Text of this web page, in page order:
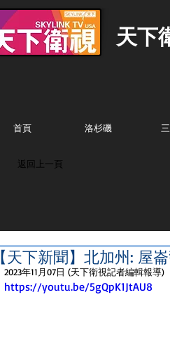
天下
首頁 洛杉磯
返回上一頁
【天下新聞】北加州: 屋
2023年11月07日 (天下衛視記者編輯報導)
https://youtu.be/5gQpK1JtAU8